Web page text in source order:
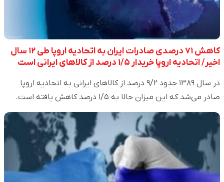
کاهش ۷۱ درصدی صادرات ایران به اتحادیه اروپا طی ۱۲ سال
اخیر/ اتحادیه اروپا خریدار ۱/۵ درصد از کالاهای ایرانی است
در سال ۱۳۸۹ حدود ۹/۲ درصد از کالاهای ایرانی به اتحادیه اروپا
صادر می‌شد که این میزان حالا به ۱/۵ درصد کاهش یافته است.